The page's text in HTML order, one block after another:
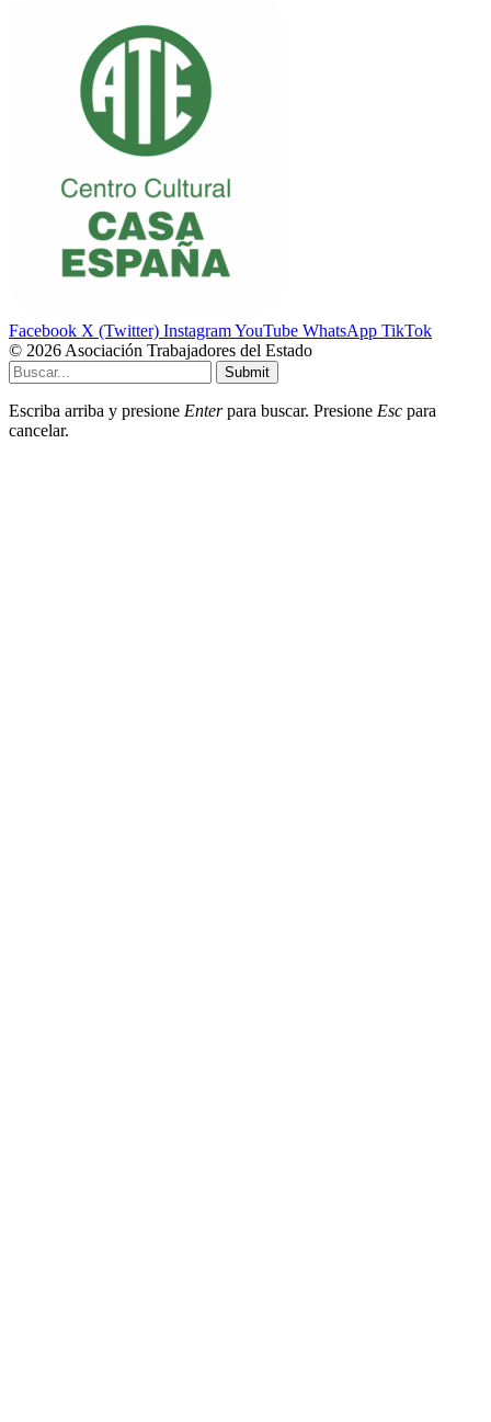
Facebook X (Twitter) InstagramYouTube WhatsApp TikTok
© 2026 Asociación Trabajadores del Estado
Submit
Escriba arriba y presione Enterpara buscar. Presione Esc para
cancelar.